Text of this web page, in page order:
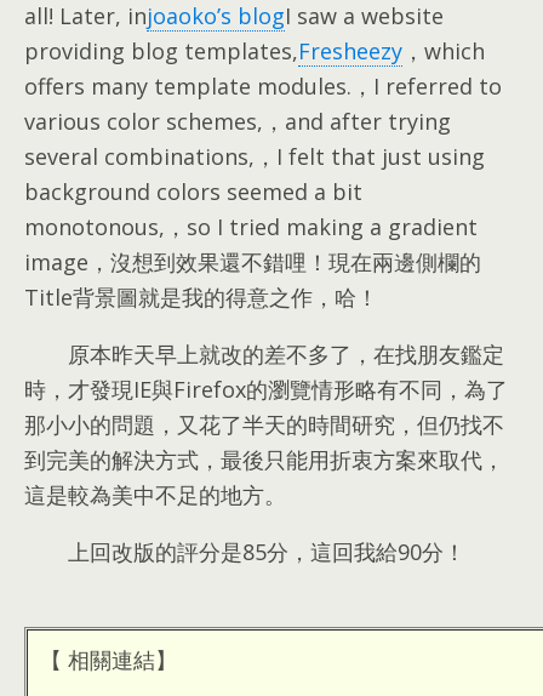
all! Later, injoaoko’s blogI saw a website
providing blog templates,Fresheezy ，which
offers many template modules.，I referred to
various color schemes,，and after trying
several combinations,，I felt that just using
background colors seemed a bit
monotonous,，so I tried making a gradient
image，沒想到效果還不錯哩！現在兩邊側欄的
Title背景圖就是我的得意之作，哈！
原本昨天早上就改的差不多了，在找朋友鑑定
時，才發現IE與Firefox的瀏覽情形略有不同，為了
那小小的問題，又花了半天的時間研究，但仍找不
到完美的解決方式，最後只能用折衷方案來取代，
這是較為美中不足的地方。
上回改版的評分是85分，這回我給90分！
【 相關連結】